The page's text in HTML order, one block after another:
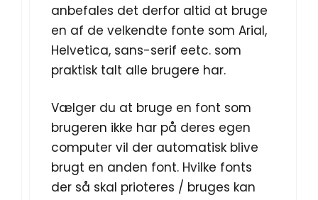
anbefales det derfor altid at bruge
en af de velkendte fonte som Arial,
Helvetica, sans-serif eetc. som
praktisk talt alle brugere har.
Vælger du at bruge en font som
brugeren ikke har på deres egen
computer vil der automatisk blive
brugt en anden font. Hvilke fonts
der så skal prioteres / bruges kan